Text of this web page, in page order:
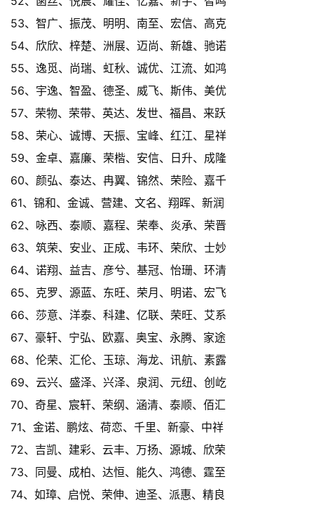
53、智广、振茂、明明、南至、宏信、高克
54、欣欣、梓楚、洲展、迈尚、新雄、驰诺
55、逸觅、尚瑞、虹秋、诚优、江流、如鸿
56、宇逸、智盈、德圣、威飞、斯伟、美优
57、荣物、荣带、英达、发世、福昌、来跃
58、荣心、诚博、天振、宝峰、红江、星祥
59、金卓、嘉廉、荣楷、安信、日升、成隆
60、颜弘、泰达、冉翼、锦然、荣险、嘉千
61、锦和、金诚、营建、文名、翔晖、新润
62、咏西、泰顺、嘉程、荣奉、炎承、荣晋
63、筑荣、安业、正成、韦环、荣欣、士妙
64、诺翔、益吉、彦兮、基冠、怡珊、环清
65、克罗、源蓝、东旺、荣月、明诺、宏飞
66、莎意、洋泰、科建、亿联、荣旺、艾系
67、豪轩、宁弘、欧嘉、奥宝、永腾、家途
68、伦荣、汇伦、玉琼、海龙、讯航、素露
69、云兴、盛泽、兴泽、泉润、元纽、创屹
70、奇星、宸轩、荣纲、涵清、泰顺、佰汇
71、金诺、鹏炫、荷恋、千里、新豪、中祥
72、吉凯、建彩、云丰、万扬、源城、欣荣
73、同曼、成柏、达恒、能久、鸿德、霆至
74、如璋、启悦、荣伸、迪圣、派惠、精良